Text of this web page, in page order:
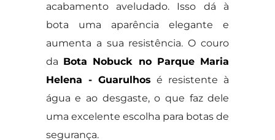
acabamento aveludado. Isso dá à
bota uma aparência elegante e
aumenta a sua resistência. O couro
da Bota Nobuck no Parque Maria
Helena - Guarulhos é resistente à
água e ao desgaste, o que faz dele
uma excelente escolha para botas de
segurança.